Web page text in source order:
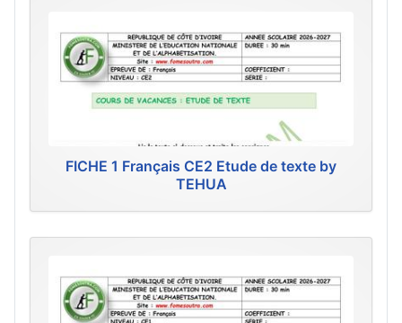
FICHE 1 Français CE2 Etude de texte by
TEHUA